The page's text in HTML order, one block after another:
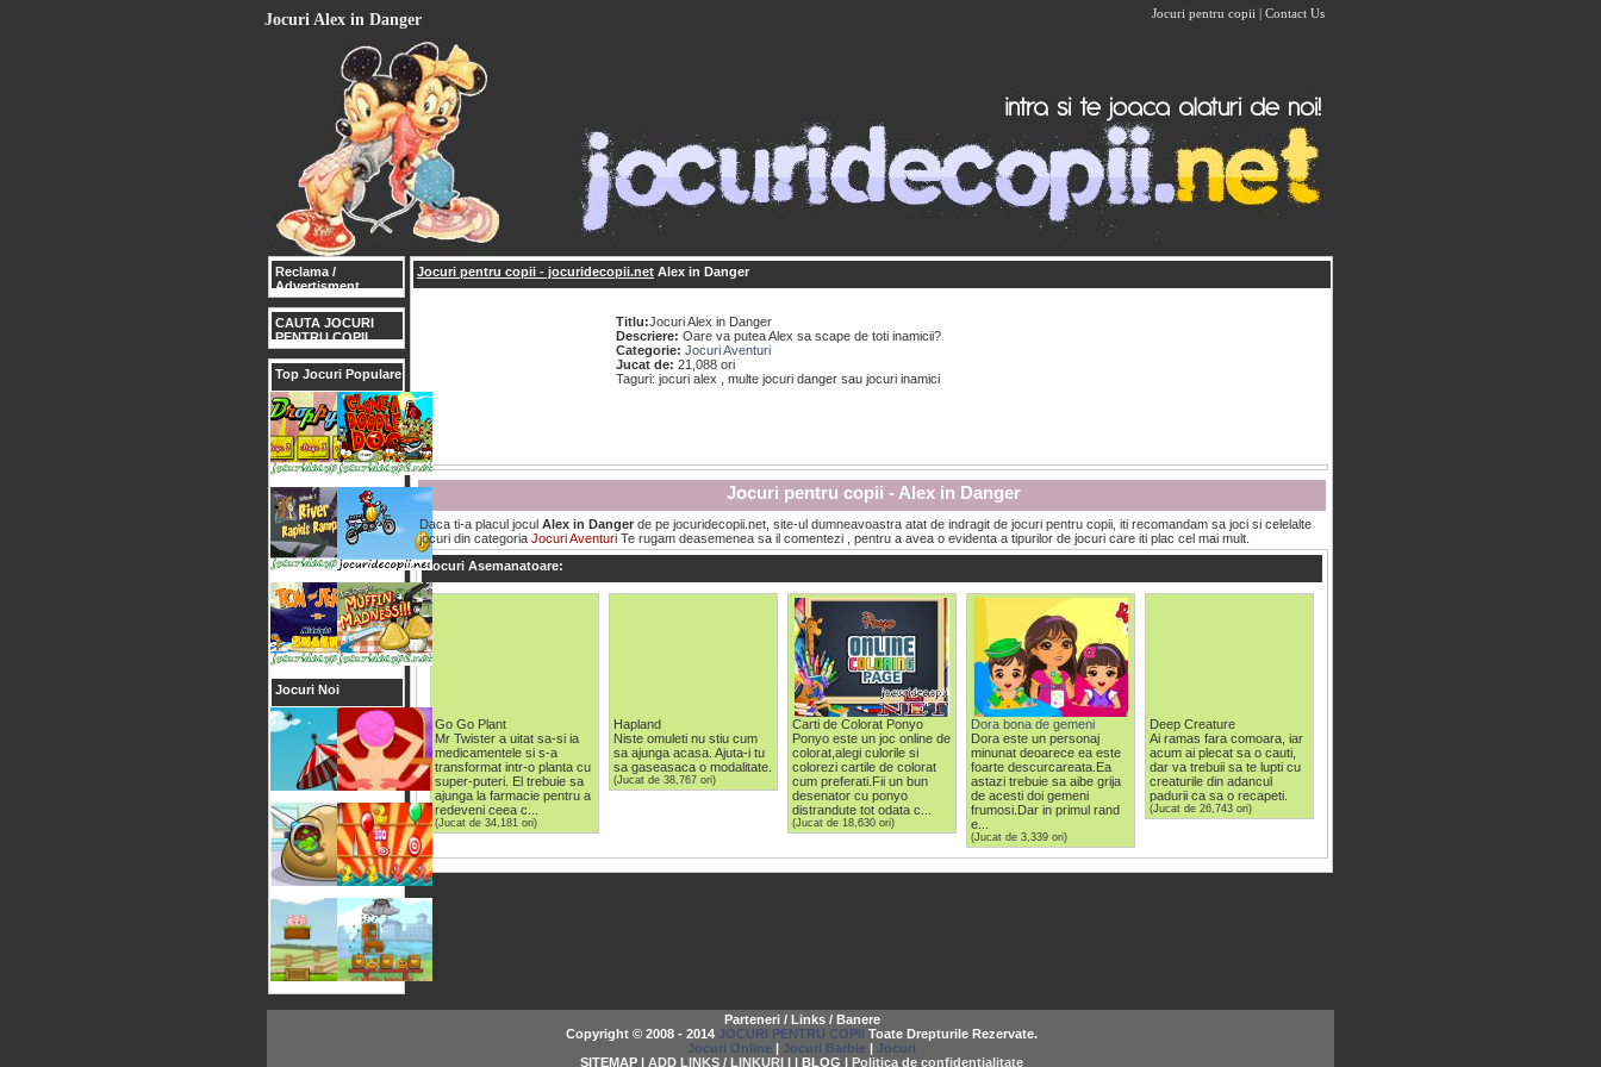
Jocuri Alex in Danger Jocuri pentru copii | Contact Us
Reclama /
Advertisment
CAUTA JOCURI
PENTRU COPII
Top Jocuri Populare
Jocuri Noi
Jocuri pentru copii - jocuridecopii.net Alex in Danger
Titlu:Jocuri Alex in Danger
Descriere: Oare va putea Alex sa scape de toti inamicii?
Categorie: Jocuri Aventuri
Jucat de: 21,088 ori
Taguri: jocuri alex , multe jocuri danger sau jocuri inamici
Jocuri pentru copii - Alex in Danger
Daca ti-a placul jocul Alex in Danger de pe jocuridecopii.net, site-ul dumneavoastra atat de indragit de jocuri pentru copii, iti recomandam sa joci si celelalte
jocuri din categoria Jocuri Aventuri Te rugam deasemenea sa il comentezi , pentru a avea o evidenta a tipurilor de jocuri care iti plac cel mai mult.
Jocuri Asemanatoare:
Go Go Plant
Mr Twister a uitat sa-si ia
medicamentele si s-a
transformat intr-o planta cu
super-puteri. El trebuie sa
ajunga la farmacie pentru a
redeveni ceea c...
(Jucat de 34,181 ori)
Hapland
Niste omuleti nu stiu cum
sa ajunga acasa. Ajuta-i tu
sa gaseasaca o modalitate.
(Jucat de 38,767 ori)
Carti de Colorat Ponyo
Ponyo este un joc online de
colorat,alegi culorile si
colorezi cartile de colorat
cum preferati.Fii un bun
desenator cu ponyo
distrandute tot odata c...
(Jucat de 18,630 ori)
Dora bona de gemeni
Dora este un personaj
minunat deoarece ea este
foarte descurcareata.Ea
astazi trebuie sa aibe grija
de acesti doi gemeni
frumosi.Dar in primul rand
e...
(Jucat de 3,339 ori)
Deep Creature
Ai ramas fara comoara, iar
acum ai plecat sa o cauti,
dar va trebuii sa te lupti cu
creaturile din adancul
padurii ca sa o recapeti.
(Jucat de 26,743 ori)
Parteneri / Links / Banere
Copyright © 2008 - 2014 JOCURI PENTRU COPII Toate Drepturile Rezervate.
Jocuri Online | Jocuri Barbie | Jocuri
SITEMAP | ADD LINKS / LINKURI | | BLOG | Politica de confidentialitate